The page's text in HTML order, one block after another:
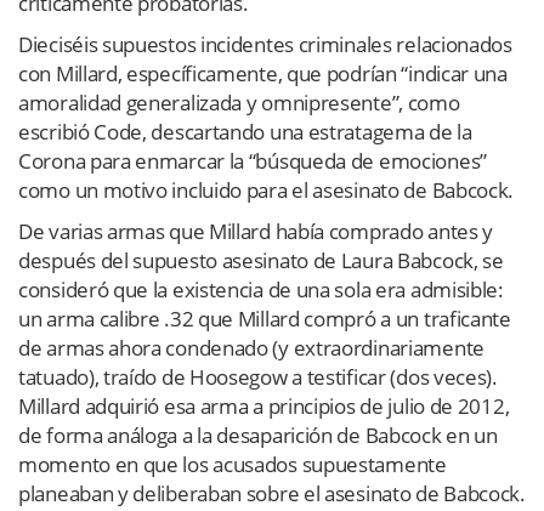
Dieciséis supuestos incidentes criminales relacionados
con Millard, específicamente, que podrían “indicar una
amoralidad generalizada y omnipresente”, como
escribió Code, descartando una estratagema de la
Corona para enmarcar la “búsqueda de emociones”
como un motivo incluido para el asesinato de Babcock.
De varias armas que Millard había comprado antes y
después del supuesto asesinato de Laura Babcock, se
consideró que la existencia de una sola era admisible:
un arma calibre .32 que Millard compró a un traficante
de armas ahora condenado (y extraordinariamente
tatuado), traído de Hoosegow a testificar (dos veces).
Millard adquirió esa arma a principios de julio de 2012,
de forma análoga a la desaparición de Babcock en un
momento en que los acusados ​​supuestamente
planeaban y deliberaban sobre el asesinato de Babcock.